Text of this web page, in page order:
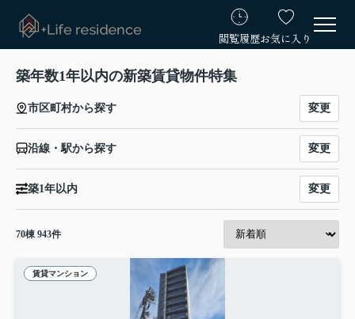
閲覧履歴お気に入り
築年数1年以内の新築賃貸物件特集
市区町村から探す 変更
沿線・駅から探す 変更
築1年以内 変更
70棟 943件
賃貸マンション